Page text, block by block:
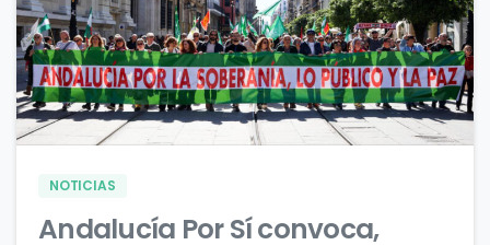
0 0
NOTICIAS
Andalucía Por Sí convoca,